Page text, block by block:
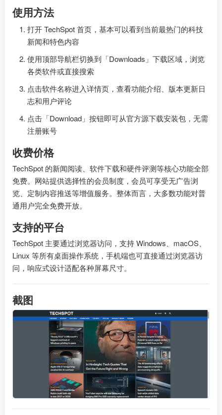
使用方法
打开 TechSpot 首页，基本可以看到当前最热门的科技
新闻和特色内容
使用顶部导航栏切换到「Downloads」下载区域，浏览
各类软件或直接搜索
点击软件名称进入详情页，查看功能介绍、版本更新日
志和用户评论
点击「Download」按钮即可从官方源下载安装包，无需
注册账号
收费价格
TechSpot 的新闻阅读、软件下载和硬件评测等核心功能全部
免费。网站提供选择性的会员制度，会员可享受无广告浏
览、定制内容推送等增值服务。整体而言，大多数功能对普
通用户完全免费开放。
支持的平台
TechSpot 主要通过浏览器访问，支持 Windows、macOS、
Linux 等所有桌面操作系统，手机端也可直接通过浏览器访
问，响应式设计适配各种屏幕尺寸。
截图